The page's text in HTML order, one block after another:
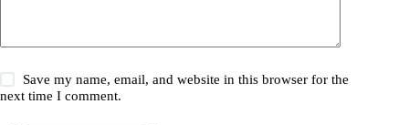
Save my name, email, and website in this browser for the
next time I comment.